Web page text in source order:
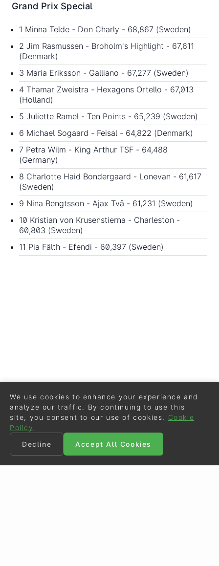
Grand Prix Special
1 Minna Telde - Don Charly - 68,867 (Sweden)
2 Jim Rasmussen - Broholm's Highlight - 67,611
(Denmark)
3 Maria Eriksson - Galliano - 67,277 (Sweden)
4 Thamar Zweistra - Hexagons Ortello - 67,013
(Holland)
5 Juliette Ramel - Ten Points - 65,239 (Sweden)
6 Michael Sogaard - Feisal - 64,822 (Denmark)
7 Petra Wilm - King Arthur TSF - 64,488
(Germany)
8 Charlotte Haid Bondergaard - Lonevan - 61,617
(Sweden)
9 Nina Bengtsson - Ajax Två - 61,231 (Sweden)
10 Kristian von Krusenstierna - Charleston -
60,803 (Sweden)
11 Pia Fälth - Efendi - 60,397 (Sweden)
We use cookies to enhance your experience and
analyze our traffic. By continuing to use this
site, you consent to our use of cookies.
Cookie
Policy
Decline
Accept All Cookies